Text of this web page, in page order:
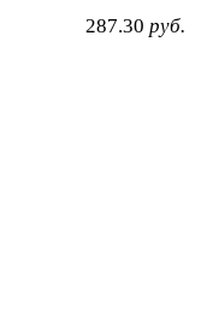
287.30 руб.